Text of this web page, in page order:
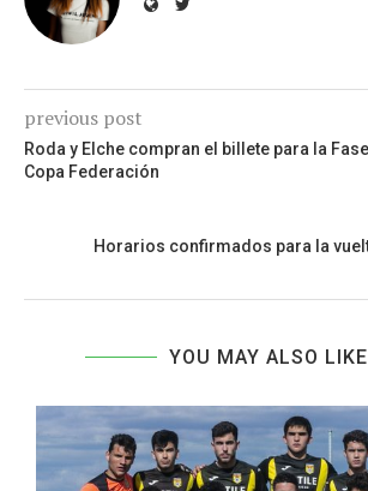
previous post
Roda y Elche compran el billete para la
Copa Federación
Horarios confirmados para la
YOU MAY ALSO LIKE